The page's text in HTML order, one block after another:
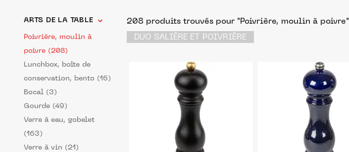
ARTS DE LA TABLE
Lunchbox, boîte de
conservation, bento (16)
Bocal (3)
Gourde (49)
Verre à eau, gobelet
(163)
Verre à vin (21)
Poivrière, moulin à
poivre (208)
208 produits trouvés pour "Poivrière, moulin à poivre"
DUO SALIÈRE ET POIVRIÈRE